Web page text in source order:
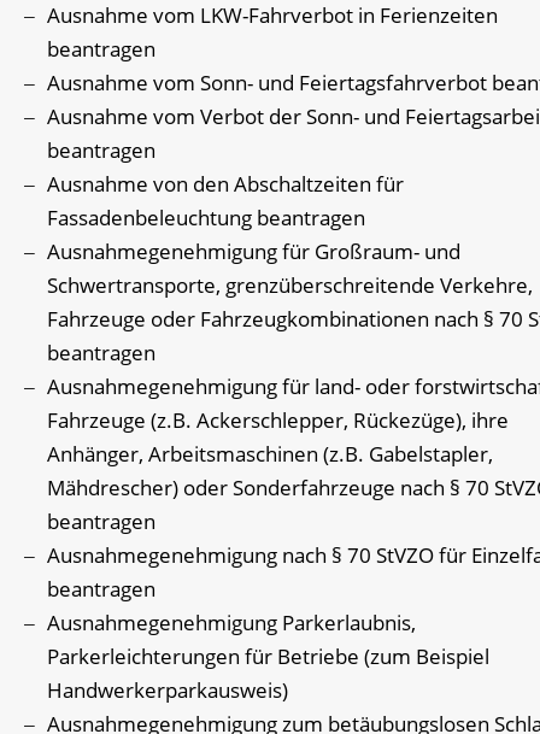
Ausnahme vom LKW-Fahrverbot in Ferienzeiten
beantragen
Ausnahme vom Sonn- und Feiertagsfahrverbot
Ausnahme vom Verbot der Sonn- und
beantragen
Ausnahme von den Abschaltzeiten für
Fassadenbeleuchtung beantragen
Ausnahmegenehmigung für Großraum- und
Schwertransporte, grenzüberschreitende Verkehre,
Fahrzeuge oder Fahrzeugkombinationen nach § 70
beantragen
Ausnahmegenehmigung für land- oder
Fahrzeuge (z.B. Ackerschlepper, Rückezüge), ihre
Anhänger, Arbeitsmaschinen (z.B. Gabelstapler,
Mähdrescher) oder Sonderfahrzeuge nach § 70
beantragen
Ausnahmegenehmigung nach § 70 StVZO für
beantragen
Ausnahmegenehmigung Parkerlaubnis,
Parkerleichterungen für Betriebe (zum Beispiel
Handwerkerparkausweis)
Ausnahmegenehmigung zum betäubungslosen